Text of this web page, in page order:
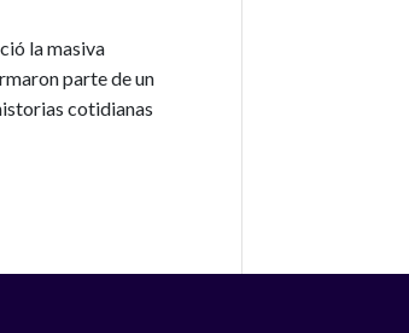
la masiva
parte de un
cotidianas